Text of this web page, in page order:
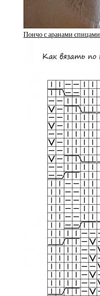
Пончо с аранами спицами